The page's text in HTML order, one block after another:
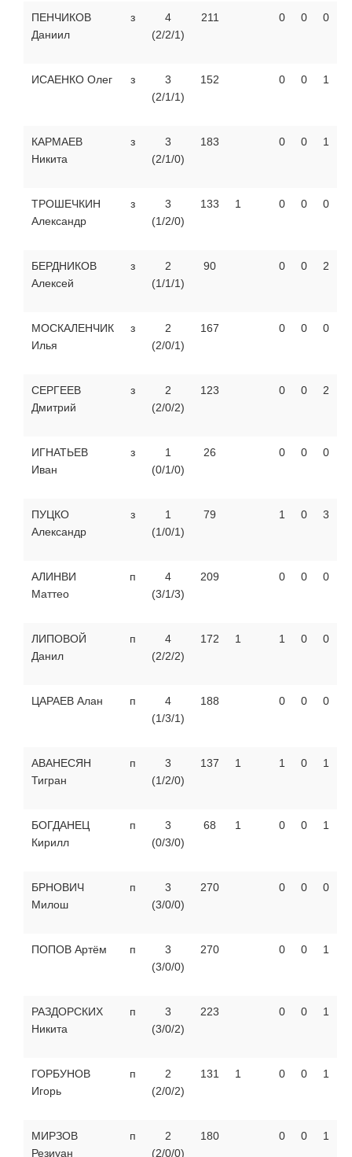
ПЕНЧИКОВ
Даниил
з
4
(2/2/1)
211 0 0 0
ИСАЕНКО Олег з
3
(2/1/1)
152 0 0 1
КАРМАЕВ
Никита
з
3
(2/1/0)
183 0 0 1
ТРОШЕЧКИН
Александр
з
3
(1/2/0)
133 1 0 0 0
БЕРДНИКОВ
Алексей
з
2
(1/1/1)
90 0 0 2
МОСКАЛЕНЧИК
Илья
з
2
(2/0/1)
167 0 0 0
СЕРГЕЕВ
Дмитрий
з
2
(2/0/2)
123 0 0 2
ИГНАТЬЕВ
Иван
з
1
(0/1/0)
26 0 0 0
ПУЦКО
Александр
з
1
(1/0/1)
79 1 0 3
АЛИНВИ
Маттео
п
4
(3/1/3)
209 0 0 0
ЛИПОВОЙ
Данил
п
4
(2/2/2)
172 1 1 0 0
ЦАРАЕВ Алан п
4
(1/3/1)
188 0 0 0
АВАНЕСЯН
Тигран
п
3
(1/2/0)
137 1 1 0 1
БОГДАНЕЦ
Кирилл
п
3
(0/3/0)
68 1 0 0 1
БРНОВИЧ
Милош
п
3
(3/0/0)
270 0 0 0
ПОПОВ Артём п
3
(3/0/0)
270 0 0 1
РАЗДОРСКИХ
Никита
п
3
(3/0/2)
223 0 0 1
ГОРБУНОВ
Игорь
п
2
(2/0/2)
131 1 0 0 1
МИРЗОВ
Резиуан
п
2
(2/0/0)
180 0 0 1